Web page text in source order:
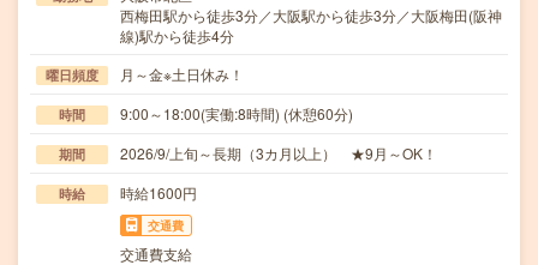
西梅田駅から徒歩3分／大阪駅から徒歩3分／大阪梅田(阪神
線)駅から徒歩4分
曜日頻度 月～金※土日休み！
時間 9:00～18:00(実働:8時間) (休憩60分)
期間 2026/9/上旬～長期（3カ月以上） ★9月～OK！
時給 時給1600円
交通費
交通費支給